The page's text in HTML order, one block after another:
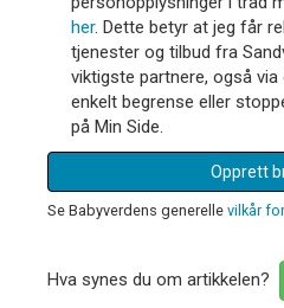
her. Dette betyr at jeg får
tjenester og tilbud fra
viktigste partnere, også
enkelt begrense eller
på Min Side.
Opprett
Se Babyverdens generelle vilkår
Hva synes du om artikkelen?